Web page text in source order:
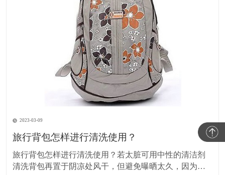
2023-03-09
旅行背包怎样进行清洗使用？
旅行背包怎样进行清洗使用？若太脏可用中性的清洁剂
清洗背包再置于阴凉处风干，但避免曝晒太久，因为紫